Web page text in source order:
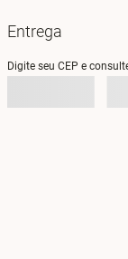
Entrega
Digite seu CEP e